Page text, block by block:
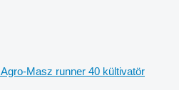
Agro-Masz runner 40 kültivatör